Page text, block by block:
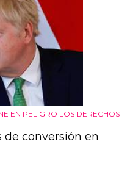
EN PELIGRO LOS DERECHOS
conversión en